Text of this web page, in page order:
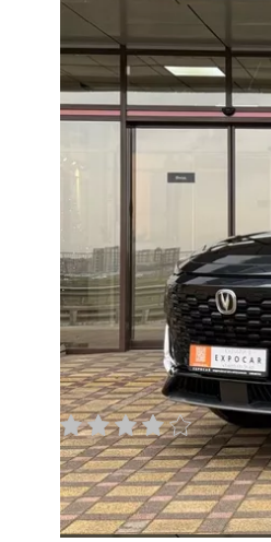
Технические